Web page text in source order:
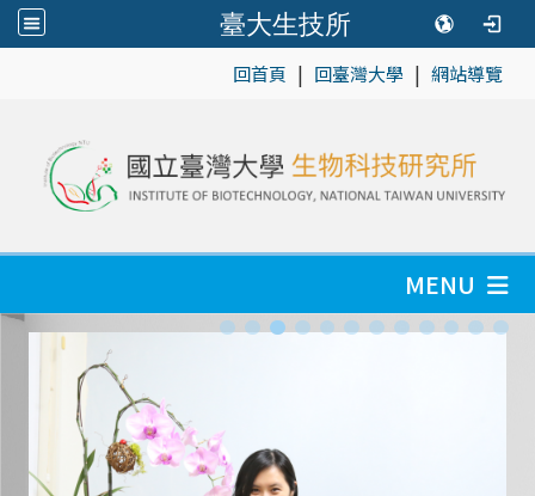
臺大生技所
回首頁 | 回臺灣大學 | 網站導覽
MENU